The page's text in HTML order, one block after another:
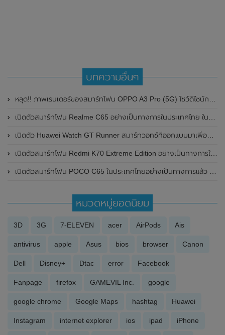
บทความอื่นๆ
หลุด!! ภาพเรนเดอร์ของสมาร์ทโฟน OPPO A3 Pro (5G) โชว์ดีไซน์กล้องหลังทรงกลมขนาดใหญ่
เปิดตัวสมาร์ทโฟน Realme C65 อย่างเป็นทางการในประเทศไทย ในราคาสุดคุ้มเพียง 6,499 บาท
เปิดตัว Huawei Watch GT Runner สมาร์ทวอทช์ที่ออกแบบมาเพื่อสาวกนักวิ่งโดยเฉพาะ
เปิดตัวสมาร์ทโฟน Redmi K70 Extreme Edition อย่างเป็นทางการในประเทศจีน มาพร้อมชิปเซ็ต Mediatek Dimensity 9300+ , RAM 24GB และแบตเตอรี่สุดอึด 5,500mAh พร้อมรุ่นพิเศษ Lamborghini Edition
เปิดตัวสมาร์ทโฟน POCO C65 ในประเทศไทยอย่างเป็นทางการแล้ว ในราคาเริ่มต้นเพียง 3,799 บาท
หมวดหมู่ยอดนิยม
3D 3G 7-ELEVEN acer AirPods Ais
antivirus apple Asus bios browser Canon
Dell Disney+ Dtac error Facebook
Fanpage firefox GAMEVIL Inc. google
google chrome Google Maps hashtag Huawei
Instagram internet explorer ios ipad iPhone